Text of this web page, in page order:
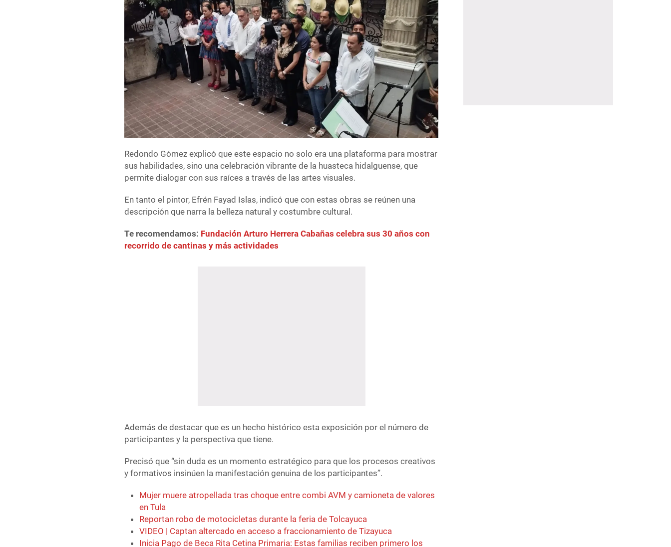
Redondo Gómez explicó que este espacio no solo era una plataforma para mostrar
sus habilidades, sino una celebración vibrante de la huasteca hidalguense, que
permite dialogar con sus raíces a través de las artes visuales.
En tanto el pintor, Efrén Fayad Islas, indicó que con estas obras se reúnen una
descripción que narra la belleza natural y costumbre cultural.
Te recomendamos: Fundación Arturo Herrera Cabañas celebra sus 30 años con
recorrido de cantinas y más actividades
Además de destacar que es un hecho histórico esta exposición por el número de
participantes y la perspectiva que tiene.
Precisó que “sin duda es un momento estratégico para que los procesos creativos
y formativos insinúen la manifestación genuina de los participantes”.
Mujer muere atropellada tras choque entre combi AVM y camioneta de valores
en Tula
Reportan robo de motocicletas durante la feria de Tolcayuca
VIDEO | Captan altercado en acceso a fraccionamiento de Tizayuca
Inicia Pago de Beca Rita Cetina Primaria: Estas familias reciben primero los